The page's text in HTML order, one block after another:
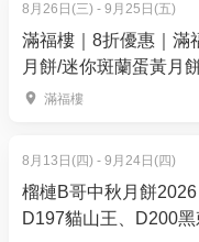
踐落地」。面對AI驅
結各界資源，協助
次「AI with HKPC
作，將進一步發揮
機遇。
為打響專區頭炮，雙
8月26日(三) - 9月25日(五)
滿福樓｜8折優惠｜滿
月餅/迷你斑蘭蛋黃月
酒店滿福樓
滿福樓
8月13日(四) - 9月24日(四)
榴槤B哥中秋月餅
D197貓山王、D200